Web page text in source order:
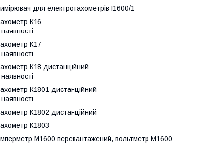
для електротахометрів І1600/1
К16
наявності
К17
наявності
К18 дистанційний
наявності
К1801 дистанційний
наявності
К1802 дистанційний
К1803
М1600 перевантажений, вольтметр М1600